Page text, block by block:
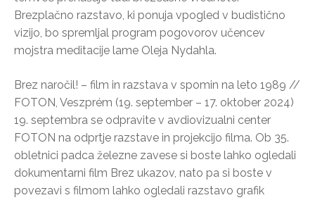
Brezplačno razstavo, ki ponuja vpogled v budistično
vizijo, bo spremljal program pogovorov učencev
mojstra meditacije lame Oleja Nydahla.
Brez naročil! – film in razstava v spomin na leto 1989 //
FOTON, Veszprém (19. september – 17. oktober 2024)
19. septembra se odpravite v avdiovizualni center
FOTON na odprtje razstave in projekcijo filma. Ob 35.
obletnici padca železne zavese si boste lahko ogledali
dokumentarni film Brez ukazov, nato pa si boste v
povezavi s filmom lahko ogledali razstavo grafik